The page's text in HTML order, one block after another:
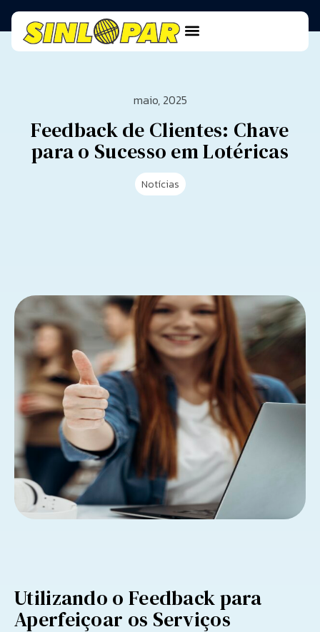
maio, 2025
Feedback de Clientes: Chave
para o Sucesso em Lotéricas
Notícias
Utilizando o Feedback para
Aperfeiçoar os Serviços